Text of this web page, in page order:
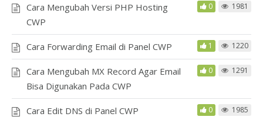
Cara Mengubah Versi PHP Hosting
CWP
0 1981
Cara Forwarding Email di Panel CWP 1 1220
Cara Mengubah MX Record Agar Email
Bisa Digunakan Pada CWP
0 1291
Cara Edit DNS di Panel CWP 0 1985